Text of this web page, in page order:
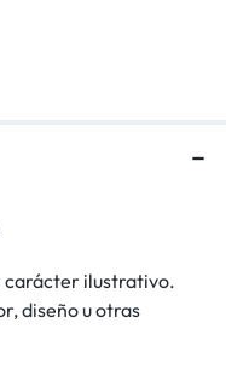
carácter ilustrativo.
diseño u otras